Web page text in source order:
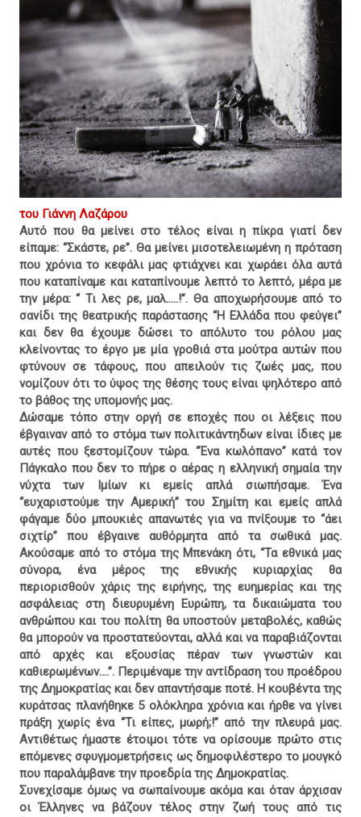
του Γιάννη Λαζάρου
Αυτό που θα μείνει στο τέλος είναι η πίκρα γιατί δεν
είπαμε: “Σκάστε, ρε”. Θα μείνει μισοτελειωμένη η πρόταση
που χρόνια το κεφάλι μας φτιάχνει και χωράει όλα αυτά
που καταπίναμε και καταπίνουμε λεπτό το λεπτό, μέρα με
την μέρα: “ Τι λες ρε, μαλ.....!”. Θα αποχωρήσουμε από το
σανίδι της θεατρικής παράστασης “Η Ελλάδα που φεύγει”
και δεν θα έχουμε δώσει το απόλυτο του ρόλου μας
κλείνοντας το έργο με μία γροθιά στα μούτρα αυτών που
φτύνουν σε τάφους, που απειλούν τις ζωές μας, που
νομίζουν ότι το ύψος της θέσης τους είναι ψηλότερο από
το βάθος της υπομονής μας.
Δώσαμε τόπο στην οργή σε εποχές που οι λέξεις που
έβγαιναν από το στόμα των πολιτικάντηδων είναι ίδιες με
αυτές που ξεστομίζουν τώρα. “Ένα κωλόπανο” κατά τον
Πάγκαλο που δεν το πήρε ο αέρας η ελληνική σημαία την
νύχτα των Ιμίων κι εμείς απλά σιωπήσαμε. Ένα
“ευχαριστούμε την Αμερική” του Σημίτη και εμείς απλά
φάγαμε δύο μπουκιές απανωτές για να πνίξουμε το “άει
σιχτίρ” που έβγαινε αυθόρμητα από τα σωθικά μας.
Ακούσαμε από το στόμα της Μπενάκη ότι, “Τα εθνικά μας
σύνορα, ένα μέρος της εθνικής κυριαρχίας θα
περιορισθούν χάρις της ειρήνης, της ευημερίας και της
ασφάλειας στη διευρυμένη Ευρώπη, τα δικαιώματα του
ανθρώπου και του πολίτη θα υποστούν μεταβολές, καθώς
θα μπορούν να προστατεύονται, αλλά και να παραβιάζονται
από αρχές και εξουσίας πέραν των γνωστών και
καθιερωμένων....”. Περιμέναμε την αντίδραση του προέδρου
της Δημοκρατίας και δεν απαντήσαμε ποτέ. Η κουβέντα της
κυράτσας πλανήθηκε 5 ολόκληρα χρόνια και ήρθε να γίνει
πράξη χωρίς ένα “Τι είπες, μωρή;!” από την πλευρά μας.
Αντιθέτως ήμαστε έτοιμοι τότε να ορίσουμε πρώτο στις
επόμενες σφυγμομετρήσεις ως δημοφιλέστερο το μουγκό
που παραλάμβανε την προεδρία της Δημοκρατίας.
Συνεχίσαμε όμως να σωπαίνουμε ακόμα και όταν άρχισαν
οι Έλληνες να βάζουν τέλος στην ζωή τους από τις